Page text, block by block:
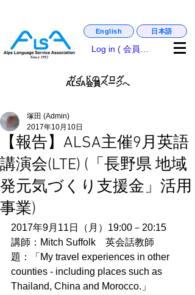
matsumoto_castle_guide,. english_guide
English 日本語
Log in ( 会員専用 )
ガイドのブログ
ALSA会員ページへ
【報告】ALSA主催9月英語
講演会(LTE) (「長野県 地域
発元気づくり支援金」活用
事業)
塚田 (Admin)
2017年10月10日
2017年9月11日（月）19:00－20:15
講師：Mitch Suffolk　英会話教師
題：「My travel experiences in other
counties - including places such as
Thailand, China and Morocco.」